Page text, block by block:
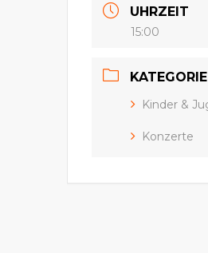
UHRZEIT
15:00
KATEGORIE
Kinder &
Konzerte